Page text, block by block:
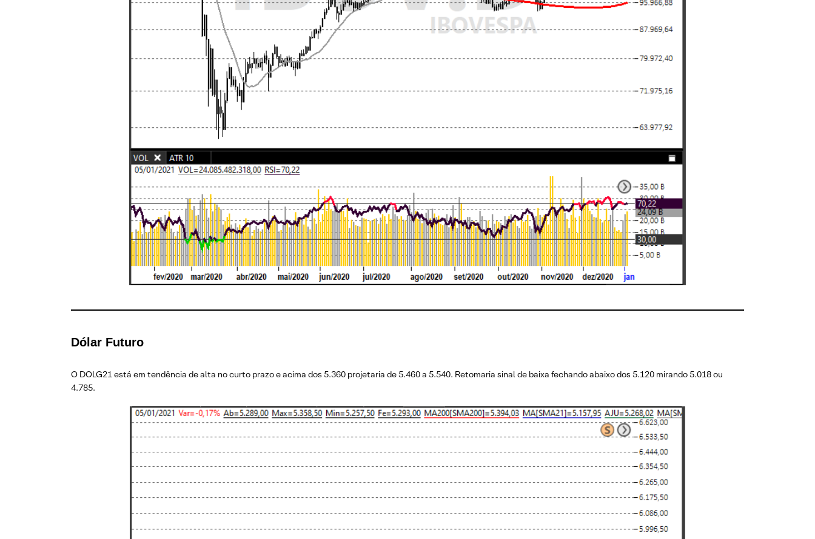
Dólar Futuro
O DOLG21 está em tendência de alta no curto prazo e acima dos 5.360 projetaria de 5.460 a 5.540. Retomaria sinal de baixa fechando abaixo dos 5.120 mirando 5.018 ou
4.785.